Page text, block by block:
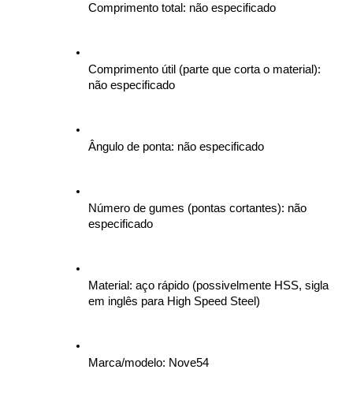
Comprimento total: não especificado
Comprimento útil (parte que corta o material):
não especificado
Ângulo de ponta: não especificado
Número de gumes (pontas cortantes): não
especificado
Material: aço rápido (possivelmente HSS, sigla
em inglês para High Speed Steel)
Marca/modelo: Nove54